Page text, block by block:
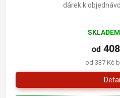
dárek k
je
z
5
SKLADEM
od 337 Kč
od
Detail